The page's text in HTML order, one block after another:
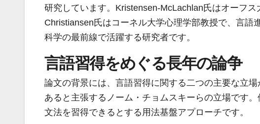
研究しています。Kristensen-McLachlan氏はオーフ
Christiansen氏はコーネル大学心理学部教授で、言
科学の最前線で活躍する研究者です。
言語習得をめぐる長年の論争
論文の背景には、言語習得に関する二つの主要な立
あると主張するノーム・チョムスキーらの立場です
文法を習得できるとする用法基盤アプローチです。